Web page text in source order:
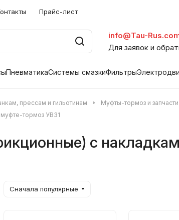
Прайс-лист
info@Tau-
Для заявок и
ПневматикаСистемы смазкиФильтры
прессам и гильотинам Муфты-тормоз и запчасти
тормоз УВ31
с
Сначала популярные